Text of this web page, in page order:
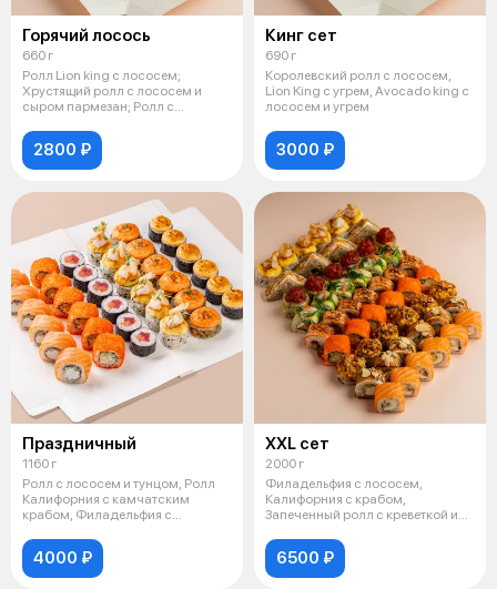
Горячий лосось
660 г
Ролл Lion king с лососем;
Хрустящий ролл с лососем и
сыром пармезан; Ролл с
2800 ₽
Кинг сет
690 г
Королевский ролл с лососем,
Lion King с угрем, Avocado king с
лососем и угрем
3000 ₽
Праздничный
1160 г
Ролл с лососем и тунцом, Ролл
Калифорния с камчатским
крабом, Филадельфия с
4000 ₽
XXL сет
2000 г
Филадельфия с лососем,
Калифорния с крабом,
Запеченный ролл с креветкой и
6500 ₽